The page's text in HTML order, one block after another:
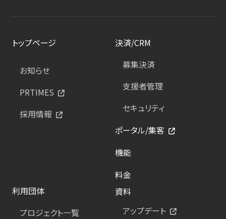
トップページ
お知らせ
PRTIMES
採用情報
決済/CRM
募集決済
支援者管理
セキュリティ
ポータル/集客
機能
料金
利用団体
プロジェクト一覧
資料
アップデート